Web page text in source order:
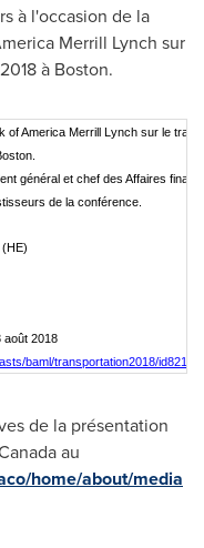
à l'occasion de la
Merrill Lynch sur
à Boston.
of America Merrill Lynch sur le
général et chef des Affaires
de la conférence.
août 2018
baml/transportation2018/
de la présentation
au
home/about/media